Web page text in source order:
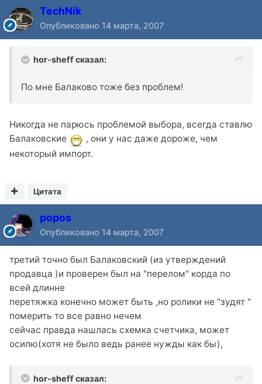
TechNik
Опубликовано 14 марта, 2007
hor-sheff сказал:
По мне Балаково тоже без проблем!
Никогда не парюсь проблемой выбора, всегда ставлю
Балаковские
, они у нас даже дороже, чем
некоторый импорт.
Цитата
popos
Опубликовано 14 марта, 2007
третий точно был Балаковский (из утверждений
продавца )и проверен был на "перелом" корда по
всей длинне
перетяжка конечно может быть ,но ролики не "зудят "
померить то все равно нечем
сейчас правда нашлась схемка счетчика, может
осилю(хотя не было ведь ранее нужды как бы),
hor-sheff сказал: